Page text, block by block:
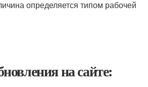
определяется типом рабочей
на сайте: